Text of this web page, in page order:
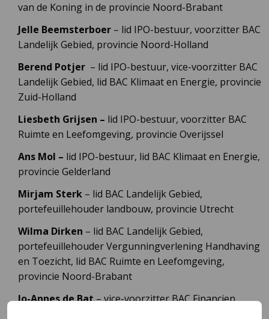
van de Koning in de provincie Noord-Brabant
Jelle Beemsterboer – lid IPO-bestuur, voorzitter BAC
Landelijk Gebied, provincie Noord-Holland
Berend Potjer – lid IPO-bestuur, vice-voorzitter BAC
Landelijk Gebied, lid BAC Klimaat en Energie, provincie
Zuid-Holland
Liesbeth Grijsen – lid IPO-bestuur, voorzitter BAC
Ruimte en Leefomgeving, provincie Overijssel
Ans Mol – lid IPO-bestuur, lid BAC Klimaat en Energie,
provincie Gelderland
Mirjam Sterk – lid BAC Landelijk Gebied,
portefeuillehouder landbouw, provincie Utrecht
Wilma Dirken – lid BAC Landelijk Gebied,
portefeuillehouder Vergunningverlening Handhaving
en Toezicht, lid BAC Ruimte en Leefomgeving,
provincie Noord-Brabant
Jo-Annes de Bat– vice-voorzitter BAC Financien